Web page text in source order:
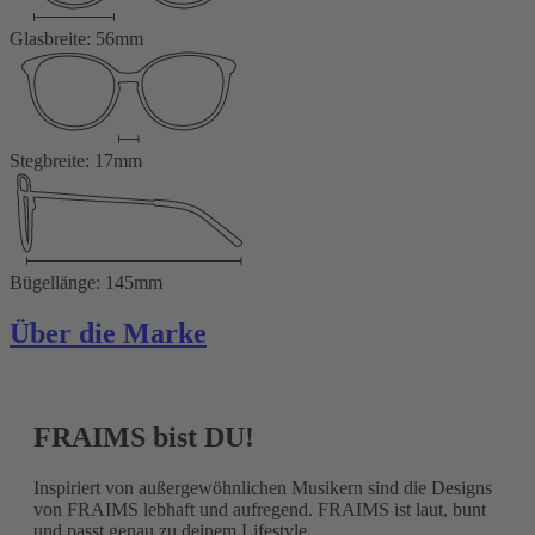
Glasbreite: 56mm
Stegbreite: 17mm
Bügellänge: 145mm
Über die Marke
FRAIMS bist DU!
Inspiriert von außergewöhnlichen Musikern sind die Designs
von FRAIMS lebhaft und aufregend. FRAIMS ist laut, bunt
und passt genau zu deinem Lifestyle.